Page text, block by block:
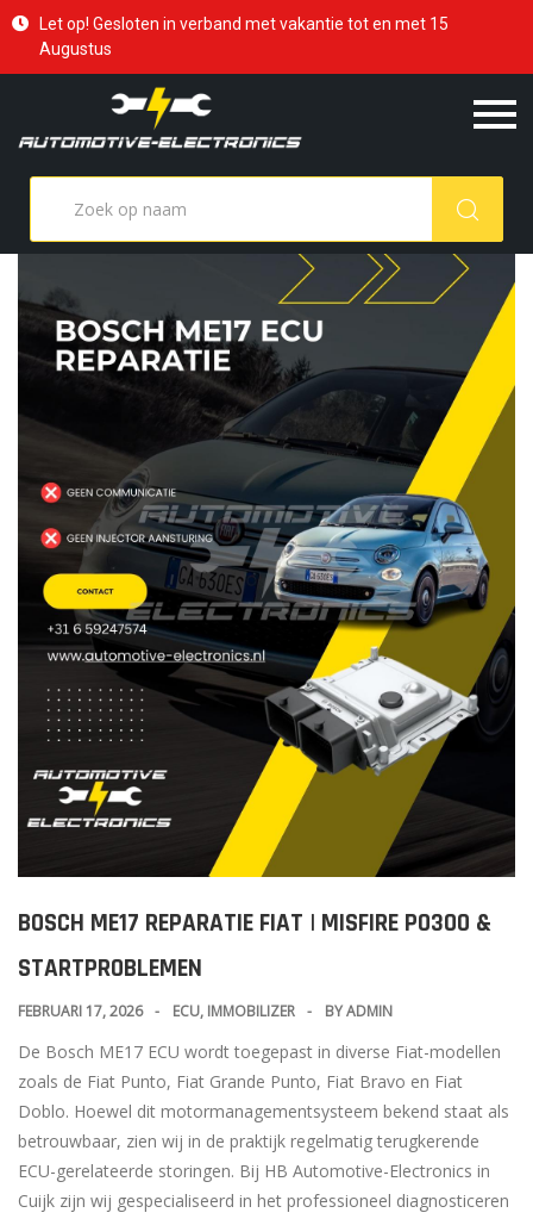
Let op! Gesloten in verband met vakantie tot en met 15
Augustus
BOSCH ME17 REPARATIE FIAT | MISFIRE P0300 &
STARTPROBLEMEN
FEBRUARI 17, 2026 ECU, IMMOBILIZER BYADMIN
De Bosch ME17 ECU wordt toegepast in diverse Fiat-modellen
zoals de Fiat Punto, Fiat Grande Punto, Fiat Bravo en Fiat
Doblo. Hoewel dit motormanagementsysteem bekend staat als
betrouwbaar, zien wij in de praktijk regelmatig terugkerende
ECU-gerelateerde storingen. Bij HB Automotive-Electronics in
Cuijk zijn wij gespecialiseerd in het professioneel diagnosticeren